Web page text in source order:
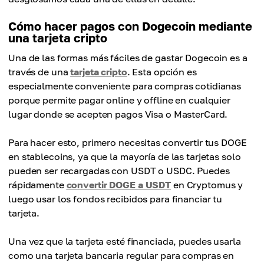
Cómo hacer pagos con Dogecoin mediante
una tarjeta cripto
Una de las formas más fáciles de gastar Dogecoin es a
través de unatarjeta cripto. Esta opción es
especialmente conveniente para compras cotidianas
porque permite pagar online y offline en cualquier
lugar donde se acepten pagos Visa o MasterCard.
Para hacer esto, primero necesitas convertir tus DOGE
en stablecoins, ya que la mayoría de las tarjetas solo
pueden ser recargadas con USDT o USDC. Puedes
rápidamente convertir DOGE a USDT en Cryptomus y
luego usar los fondos recibidos para financiar tu
tarjeta.
Una vez que la tarjeta esté financiada, puedes usarla
como una tarjeta bancaria regular para compras en